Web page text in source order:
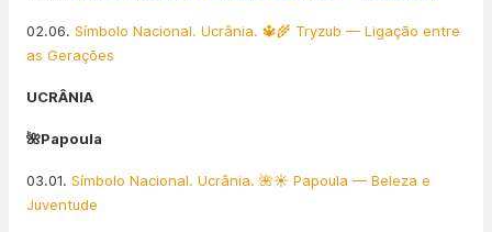
02.06. Símbolo Nacional. Ucrânia. 🔱🌾 Tryzub — Ligação entre
as Gerações
UCRÂNIA
🌺Papoula
03.01. Símbolo Nacional. Ucrânia. 🌺☀️ Papoula — Beleza e
Juventude